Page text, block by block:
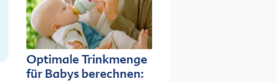
Optimale Trinkmenge
für Babys berechnen: